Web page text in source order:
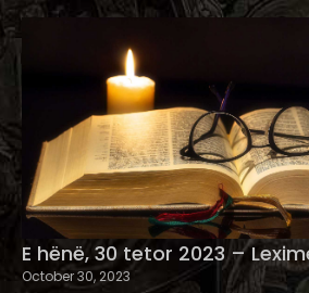
E hënë, 30 tetor 2023 –
October 30, 2023